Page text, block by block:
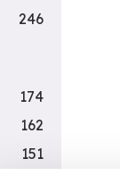
246
174
162
151